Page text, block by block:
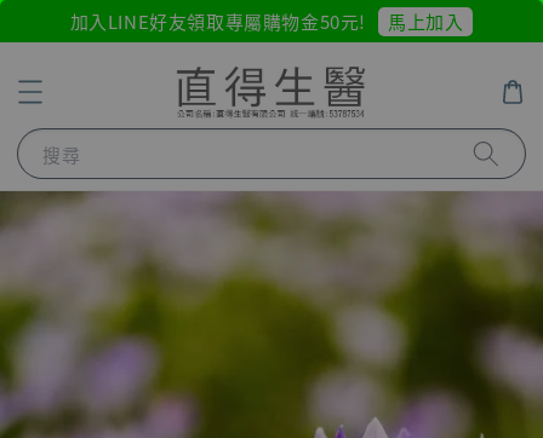
加入LINE好友領取專屬購物金50元! 馬上加入
搜尋